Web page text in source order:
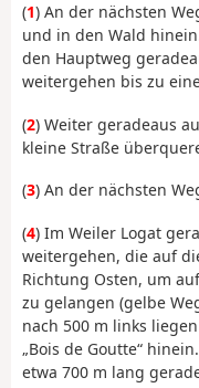
(1) An der nächsten
und in den Wald
den Hauptweg
weitergehen bis zu
(2) Weiter geradeaus
kleine Straße
(3) An der nächsten
(4) Im Weiler Logat
weitergehen, die auf
Richtung Osten, um
zu gelangen (gelbe
nach 500 m links
„Bois de Goutte“
etwa 700 m lang